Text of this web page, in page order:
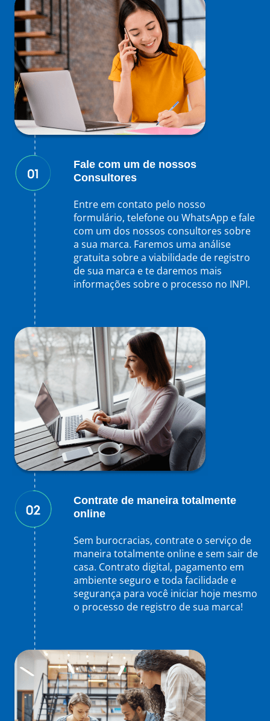
Fale com um de nossos
Consultores
Entre em contato pelo nosso
formulário, telefone ou WhatsApp e fale
com um dos nossos consultores sobre
a sua marca. Faremos uma análise
gratuita sobre a viabilidade de registro
de sua marca e te daremos mais
informações sobre o processo no INPI.
Contrate de maneira totalmente
online
Sem burocracias, contrate o serviço de
maneira totalmente online e sem sair de
casa. Contrato digital, pagamento em
ambiente seguro e toda facilidade e
segurança para você iniciar hoje mesmo
o processo de registro de sua marca!